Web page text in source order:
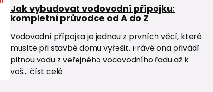
Jak vybudovat vodovodní přípojku:
kompletní průvodce od A do Z
Vodovodní přípojka je jednou z prvních věcí, které
musíte při stavbě domu vyřešit. Právě ona přivádí
pitnou vodu z veřejného vodovodního řadu až k
vaš... číst celé